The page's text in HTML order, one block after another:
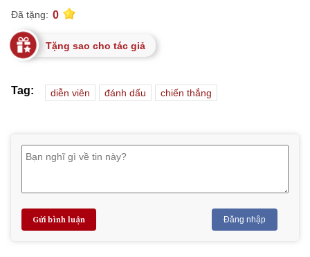
Đã tặng: 0
Tặng sao cho tác giả
Tag: diễn viên đánh dấu chiến thắng
Gửi bình luận Đăng nhập